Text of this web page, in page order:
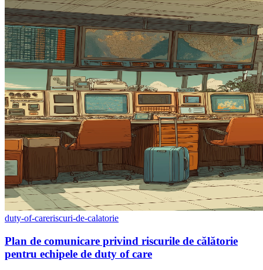
duty-of-careriscuri-de-calatorie
Plan de comunicare privind riscurile de călătorie
pentru echipele de duty of care